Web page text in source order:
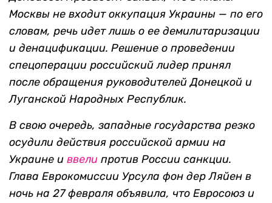
Москвы не входит оккупация Украины — по его
словам, речь идет лишь о ее демилитаризации
и денацификации. Решение о проведении
спецоперации российский лидер принял
после обращения руководителей Донецкой и
Луганской Народных Республик.
В свою очередь, западные государства резко
осудили действия российской армии на
Украине и ввели против России санкции.
Глава Еврокомиссии Урсула фон дер Ляйен в
ночь на 27 февраля объявила, что Евросоюз и